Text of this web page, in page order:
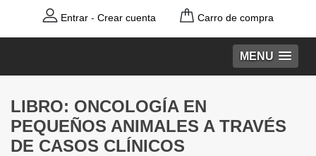
Entrar - Crear cuenta Carro de compra
MENU
LIBRO: ONCOLOGÍA EN
PEQUEÑOS ANIMALES A TRAVÉS
DE CASOS CLÍNICOS